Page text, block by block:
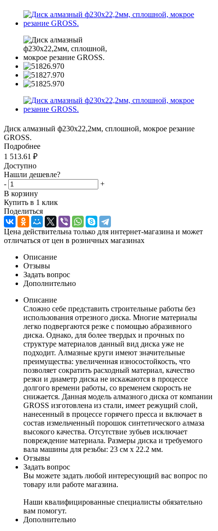
Диск алмазный ф230х22,2мм, сплошной, мокрое резание
GROSS.
Подробнее
1 513.61 ₽
Доступно
Нашли дешевле?
-
+
В корзину
Купить в 1 клик
Поделиться
Цена действительна только для интернет-магазина и может
отличаться от цен в розничных магазинах
Описание
Отзывы
Задать вопрос
Дополнительно
Описание
Сложно себе представить строительные работы без
использования отрезного диска. Многие материалы
легко подвергаются резке с помощью абразивного
диска. Однако, для более твердых и прочных по
структуре материалов данный вид диска уже не
подходит. Алмазные круги имеют значительные
преимущества: увеличенная износостойкость, что
позволяет сократить расходный материал, качество
резки и диаметр диска не искажаются в процессе
долгого времени работы, со временем скорость не
снижается. Данная модель алмазного диска от компании
GROSS изготовлена из стали, имеет режущий слой,
нанесенный в процессе горячего пресса и включает в
состав измельченный порошок синтетического алмаза
высокого качества. Отсутствие зубьев исключает
повреждение материала. Размеры диска и требуемого
вала машины для резьбы: 23 см х 22.2 мм.
Отзывы
Задать вопрос
Вы можете задать любой интересующий вас вопрос по
товару или работе магазина.
Наши квалифицированные специалисты обязательно
вам помогут.
Дополнительно